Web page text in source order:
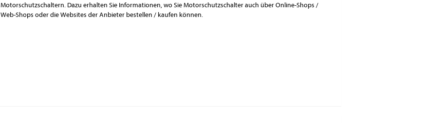
Motorschutzschaltern. Dazu erhalten Sie Informationen, wo Sie Motorschutzschalter auch über Online-Shops /
Web-Shops oder die Websites der Anbieter bestellen / kaufen können.